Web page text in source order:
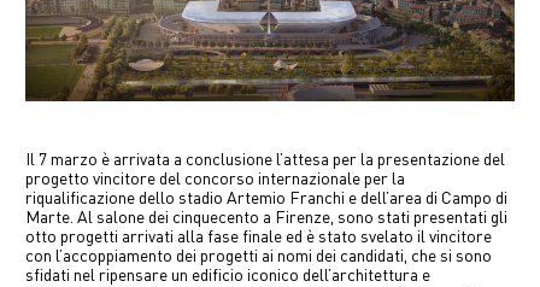
POLICY
CAREERS
Il 7 marzo è arrivata a conclusione l’attesa per la presentazione del
progetto vincitore del concorso internazionale per la
riqualificazione dello stadio Artemio Franchi e dell’area di Campo di
Marte. Al salone dei cinquecento a Firenze, sono stati presentati gli
otto progetti arrivati alla fase finale ed è stato svelato il vincitore
con l’accoppiamento dei progetti ai nomi dei candidati, che si sono
sfidati nel ripensare un edificio iconico dell’architettura e